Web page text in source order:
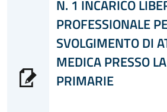
N. 1 INCARICO
PROFESSIONALE
SVOLGIMENTO DI
MEDICA PRESSO
PRIMARIE